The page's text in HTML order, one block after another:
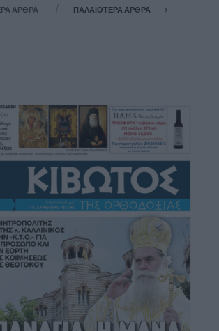
ΆΡΘΡΑ ΠΑΛΑΙΌΤΕΡΑ ΆΡΘΡΑ